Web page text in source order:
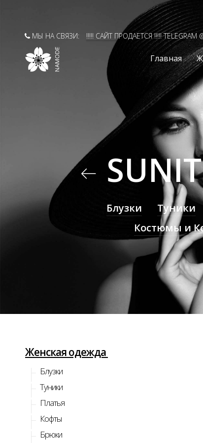
МЫ НА СВЯЗИ: !!!!! САЙТ ПРОДАЕТСЯ !!!!!
Главная
Блузки Туники
Костюмы и
Женская одежда
Блузки
Туники
Платья
Кофты
Брюки